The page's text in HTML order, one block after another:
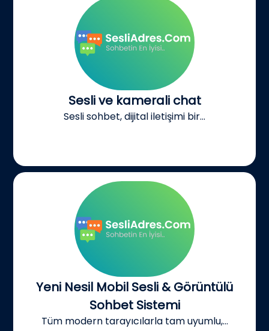
Sesli ve kamerali chat
Sesli sohbet, dijital iletişimi bir...
Yeni Nesil Mobil Sesli & Görüntülü
Sohbet Sistemi
Tüm modern tarayıcılarla tam uyumlu,...